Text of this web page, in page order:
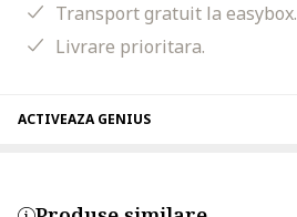
Transport gratuit la easybox.
Livrare prioritara.
ACTIVEAZA GENIUS